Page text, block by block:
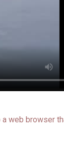
web browser